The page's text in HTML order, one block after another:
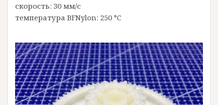
скорость: 30 мм/с
температура BFNylon: 250 °C